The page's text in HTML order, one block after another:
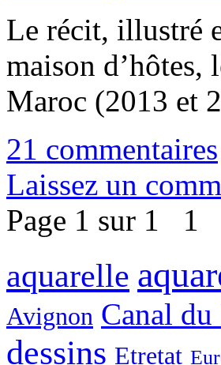
Le récit, illustré
maison d’hôtes,
Maroc (2013 et
21 commentaires
Laissez un
Page 1 sur 1
1
aquarelle
Avignon Canal
dessins Etretat